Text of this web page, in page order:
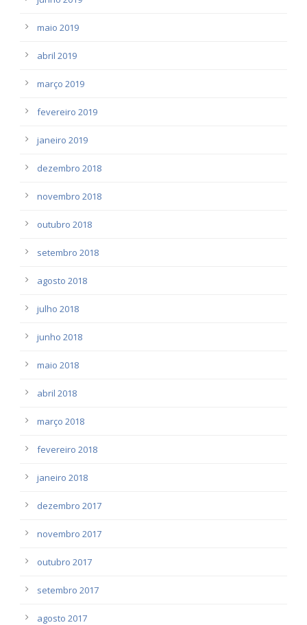
maio 2019
abril 2019
março 2019
fevereiro 2019
janeiro 2019
dezembro 2018
novembro 2018
outubro 2018
setembro 2018
agosto 2018
julho 2018
junho 2018
maio 2018
abril 2018
março 2018
fevereiro 2018
janeiro 2018
dezembro 2017
novembro 2017
outubro 2017
setembro 2017
agosto 2017